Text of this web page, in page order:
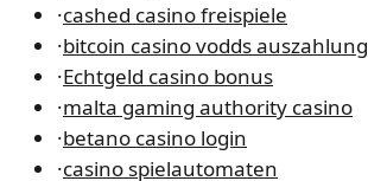
·cashed casino freispiele
·bitcoin casino vodds auszahlung
·Echtgeld casino bonus
·malta gaming authority casino
·betano casino login
·casino spielautomaten